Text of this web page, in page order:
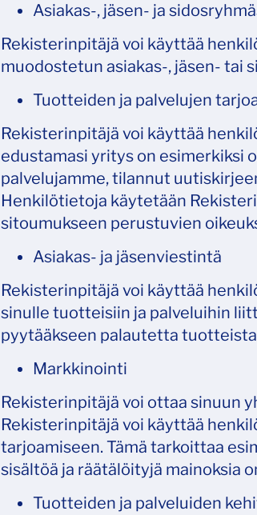
Asiakas-, jäsen- ja
Rekisterinpitäjä voi käyttää
muodostetun asiakas-, jäsen- tai
Tuotteiden ja palvelujen
Rekisterinpitäjä voi käyttää
edustamasi yritys on esimerkiksi
palvelujamme, tilannut
Henkilötietoja käytetään
sitoumukseen perustuvien
Asiakas- ja jäsenviestintä
Rekisterinpitäjä voi käyttää
sinulle tuotteisiin ja palveluihin
pyytääkseen palautetta
Markkinointi
Rekisterinpitäjä voi ottaa sinuun
Rekisterinpitäjä voi käyttää
tarjoamiseen. Tämä tarkoittaa
sisältöä ja räätälöityjä mainoksia
Tuotteiden ja palveluiden